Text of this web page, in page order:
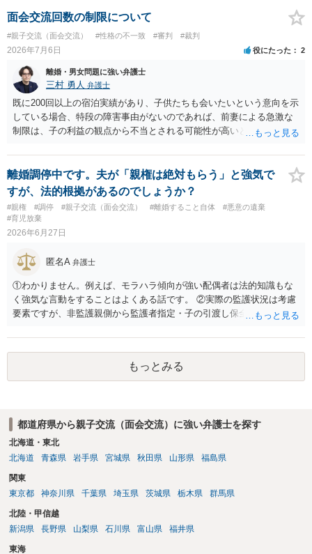
面会交流回数の制限について
#親子交流（面会交流） #性格の不一致 #審判 #裁判
2026年7月6日 役にたった 2
離婚・男女問題に強い弁護士
三村 勇人 弁護士
既に200回以上の宿泊実績があり、子供たちも会いたいという意向を示
している場合、特段の障害事由がないのであれば、前妻による急激な
制限は、子の利益の観点から不当とされる可能性が高いと考えられま
面会交流となることが期待できるかと思われます。
離婚調停中です。夫が「親権は絶対もらう」と強気で
すが、法的根拠があるのでしょうか？
#親権 #調停 #親子交流（面会交流） #離婚すること自体
#悪意の遺棄
#育児放棄
2026年6月27日
匿名A 弁護士
①わかりません。例えば、モラハラ傾向が強い配偶者は法的知識もな
く強気な言動をすることはよくある話です。 ②実際の監護状況は考慮
要素ですが、非監護親側から監護者指定・子の引渡し保全処分が申し
すべきでないというのが実務の考え方ではないかと思います。 ③あな
たが主たる監護者なのであれば監護者指定等の審判が認められる可能
性はあるでしょう。ただ、本案の前に保全処分（仮処分）を先行して
出すことには慎重になる（本案と同時に判断する）事案もあります。
もっとみる
都道府県から親子交流（面会交流）に強い弁護士を探す
北海道・東北
北海道
青森県 岩手県 宮城県 秋田県 山形県 福島県
関東
東京都
神奈川県 千葉県 埼玉県 茨城県 栃木県 群馬県
北陸・甲信越
新潟県
長野県 山梨県 石川県 富山県 福井県
東海